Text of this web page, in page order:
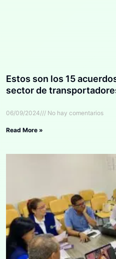
Estos son los 15
sector de
06/09/2024 No hay comentarios
Read More »